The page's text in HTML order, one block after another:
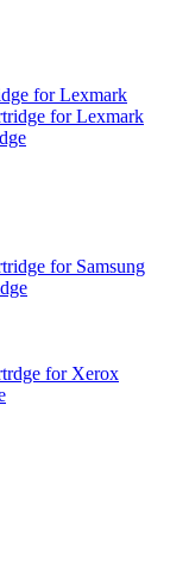
for Lexmark
for Lexmark
for Samsung
for Xerox